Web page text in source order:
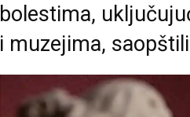
bolestima,
i muzejima,